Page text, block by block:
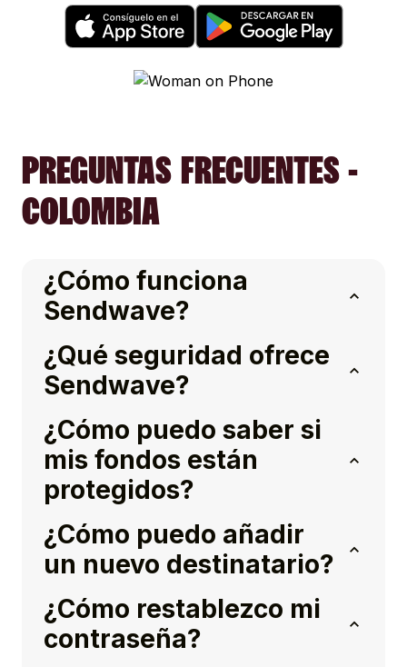
PREGUNTAS FRECUENTES -
COLOMBIA
¿Cómo funciona
Sendwave?
¿Qué seguridad ofrece
Sendwave?
¿Cómo puedo saber si
mis fondos están
protegidos?
¿Cómo puedo añadir
un nuevo destinatario?
¿Cómo restablezco mi
contraseña?